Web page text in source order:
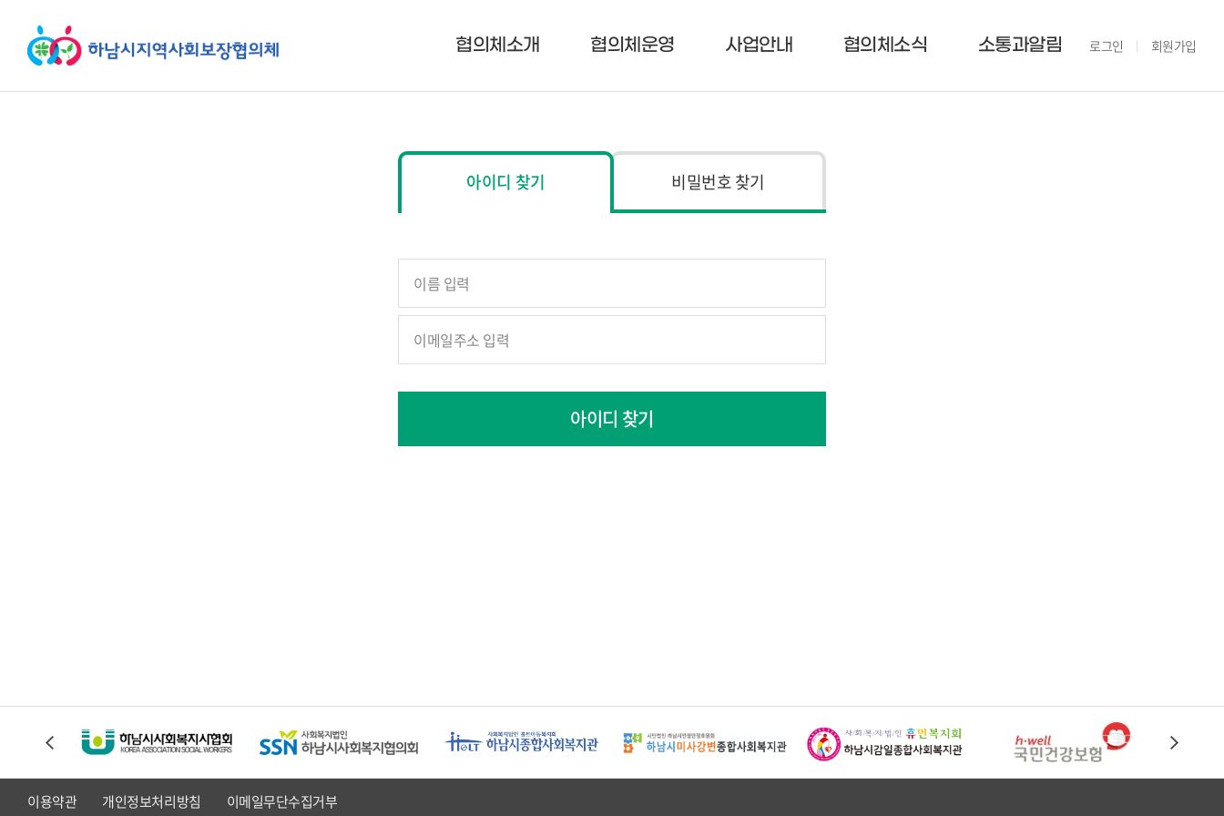
협의체소개 협의체운영 사업안내 협의체소식 소통과알림 로그인 회원가입
아이디 찾기 비밀번호 찾기
이용약관 개인정보처리방침 이메일무단수집거부